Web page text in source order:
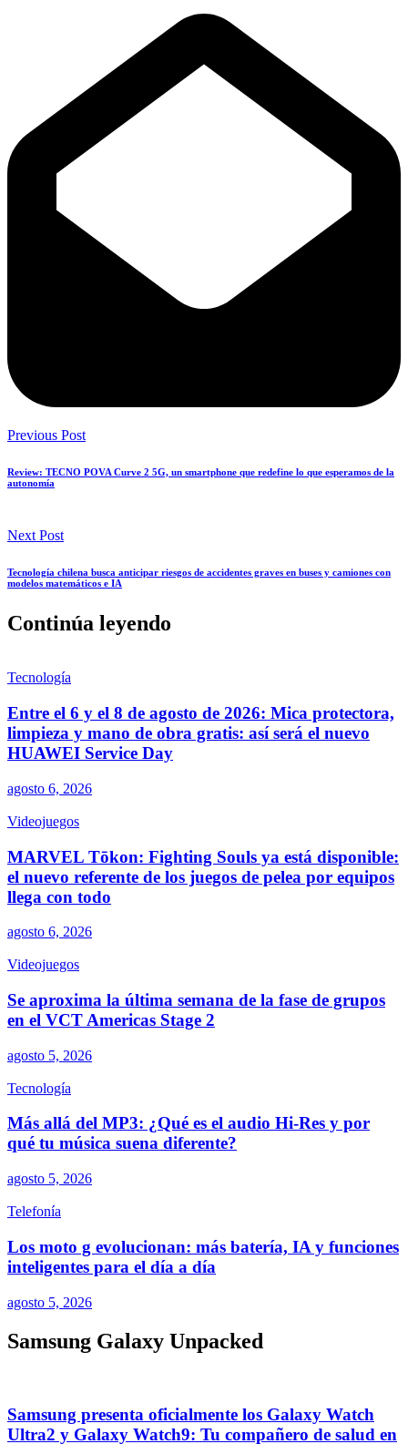
Previous Post
Review: TECNO POVA Curve 2 5G, un smartphone que redefine lo que esperamos de la
autonomía
Next Post
Tecnología chilena busca anticipar riesgos de accidentes graves en buses y camiones con
modelos matemáticos e IA
Continúa leyendo
Tecnología
Entre el 6 y el 8 de agosto de 2026: Mica protectora,
limpieza y mano de obra gratis: así será el nuevo
HUAWEI Service Day
agosto 6, 2026
Videojuegos
MARVEL Tōkon: Fighting Souls ya está disponible:
el nuevo referente de los juegos de pelea por equipos
llega con todo
agosto 6, 2026
Videojuegos
Se aproxima la última semana de la fase de grupos
en el VCT Americas Stage 2
agosto 5, 2026
Tecnología
Más allá del MP3: ¿Qué es el audio Hi-Res y por
qué tu música suena diferente?
agosto 5, 2026
Telefonía
Los moto g evolucionan: más batería, IA y funciones
inteligentes para el día a día
agosto 5, 2026
Samsung Galaxy Unpacked
Samsung presenta oficialmente los Galaxy Watch
Ultra2 y Galaxy Watch9: Tu compañero de salud en